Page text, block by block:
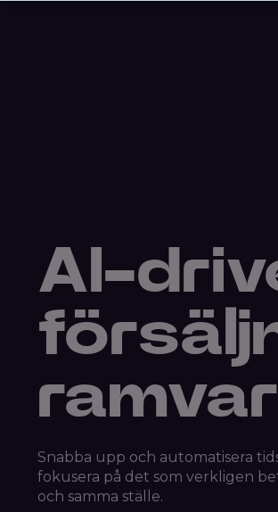
AI-
Snabba upp och automatisera
fokusera på det som verkligen
och samma ställe.